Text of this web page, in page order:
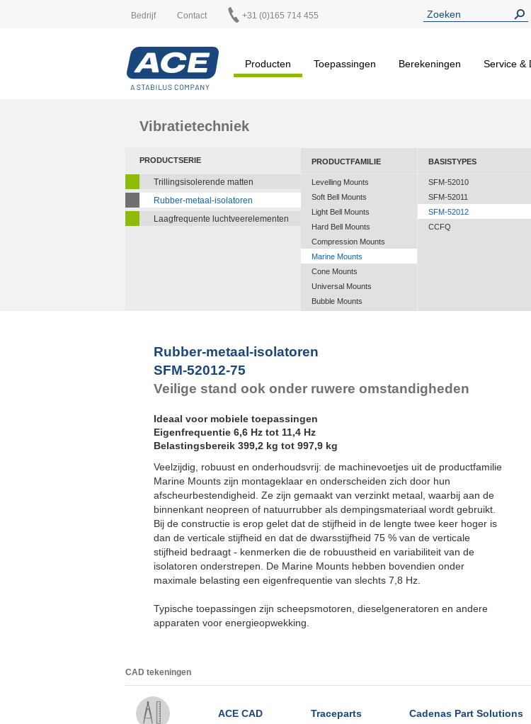
Bedrijf Contact +31 (0)165 714 455
Producten
Toepassingen Berekeningen Service &
Vibratietechniek
PRODUCTSERIE
Trillingsisolerende matten
Rubber-metaal-isolatoren
Laagfrequente luchtveerelementen
PRODUCTFAMILIE
Levelling Mounts
Soft Bell Mounts
Light Bell Mounts
Hard Bell Mounts
Compression Mounts
Marine Mounts
Cone Mounts
Universal Mounts
Bubble Mounts
BASISTYPES
SFM-52010
SFM-52011
SFM-52012
CCFQ
Rubber-metaal-isolatoren
SFM-52012-75
Veilige stand ook onder ruwere omstandigheden
Ideaal voor mobiele toepassingen
Eigenfrequentie 6,6 Hz tot 11,4 Hz
Belastingsbereik 399,2 kg tot 997,9 kg
Veelzijdig, robuust en onderhoudsvrij: de machinevoetjes uit de productfamilie
Marine Mounts zijn montageklaar en onderscheiden zich door hun
afscheurbestendigheid. Ze zijn gemaakt van verzinkt metaal, waarbij aan de
binnenkant neopreen of natuurrubber als dempingsmateriaal wordt gebruikt.
Bij de constructie is erop gelet dat de stijfheid in de lengte twee keer hoger is
dan de verticale stijfheid en dat de dwarsstijfheid 75 % van de verticale
stijfheid bedraagt - kenmerken die de robuustheid en variabiliteit van de
isolatoren onderstrepen. De Marine Mounts hebben bovendien onder
maximale belasting een eigenfrequentie van slechts 7,8 Hz.
Typische toepassingen zijn scheepsmotoren, dieselgeneratoren en andere
apparaten voor energieopwekking.
CAD tekeningen
ACE CAD Traceparts Cadenas Part Solutions